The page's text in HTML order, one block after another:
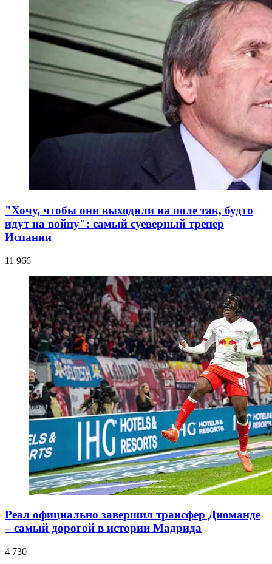
"Хочу, чтобы они выходили на поле так, будто
идут на войну": самый суеверный тренер
Испании
11 966
Реал официально завершил трансфер Диоманде
– самый дорогой в истории Мадрида
4 730